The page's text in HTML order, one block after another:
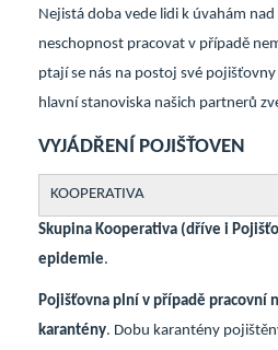
Nejistá doba vede lidi k úvahám
neschopnost pracovat v případě
ptají se nás na postoj své
hlavní stanoviska našich partnerů
VYJÁDŘENÍ POJIŠŤOVEN
KOOPERATIVA
Skupina Kooperativa (dříve i
epidemie.
Pojišťovna plní v případě pracovní
karantény. Dobu karantény